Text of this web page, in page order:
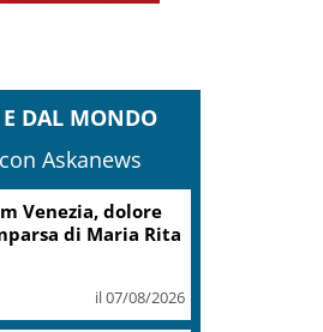
DAL MONDO
Askanews
Venezia, dolore
di Maria Rita
il 07/08/2026